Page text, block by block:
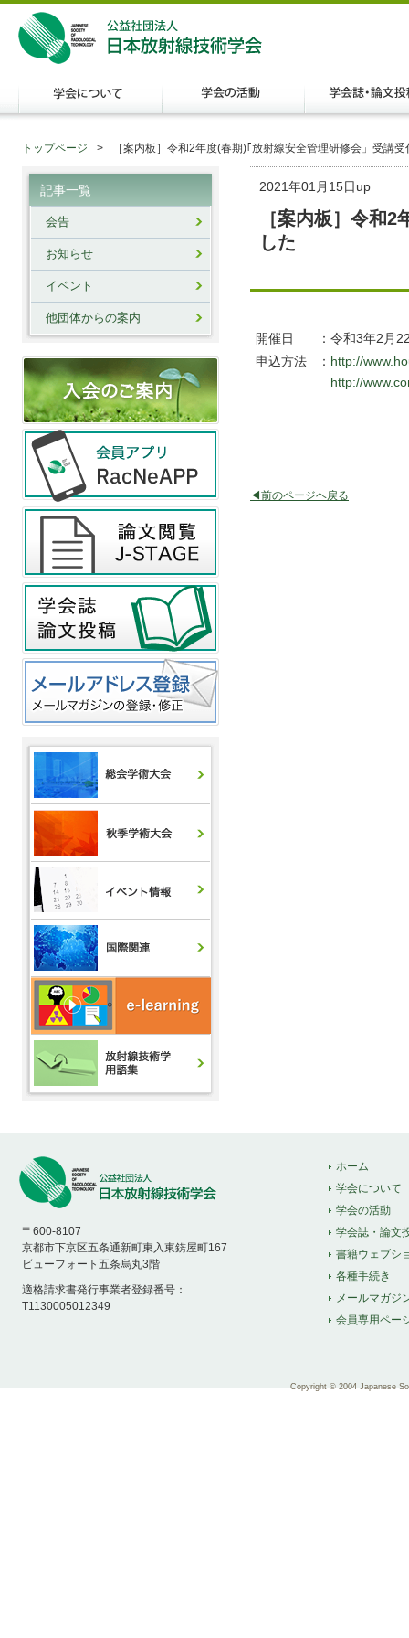
トップページ ［案内板］令和2年度(春期)｢放射線安全管理研修会」受講
2021年01月15日up
［案内板］令和
した
開催日 ： 令和3年2月
申込方法
： http://
http://
◀前のページヘ戻る
記事一覧
会告
お知らせ
イベント
他団体からの案内
ホーム
学会について
学会の活動
学会誌・論文
書籍ウェブシ
各種手続き
メールマガジ
会員専用ペー
〒600-8107
京都市下京区五条通新町東入東錺屋町167
ビューフォート五条烏丸3階
適格請求書発行事業者登録番号：
T1130005012349
Copyright © 2004 Japanese